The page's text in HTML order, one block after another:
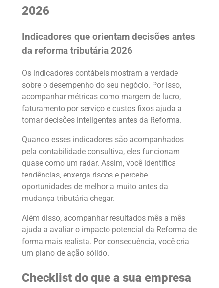
2026
Indicadores que orientam decisões antes
da reforma tributária 2026
Os indicadores contábeis mostram a verdade
sobre o desempenho do seu negócio. Por isso,
acompanhar métricas como margem de lucro,
faturamento por serviço e custos fixos ajuda a
tomar decisões inteligentes antes da Reforma.
Quando esses indicadores são acompanhados
pela contabilidade consultiva, eles funcionam
quase como um radar. Assim, você identifica
tendências, enxerga riscos e percebe
oportunidades de melhoria muito antes da
mudança tributária chegar.
Além disso, acompanhar resultados mês a mês
ajuda a avaliar o impacto potencial da Reforma de
forma mais realista. Por consequência, você cria
um plano de ação sólido.
Checklist do que a sua empresa